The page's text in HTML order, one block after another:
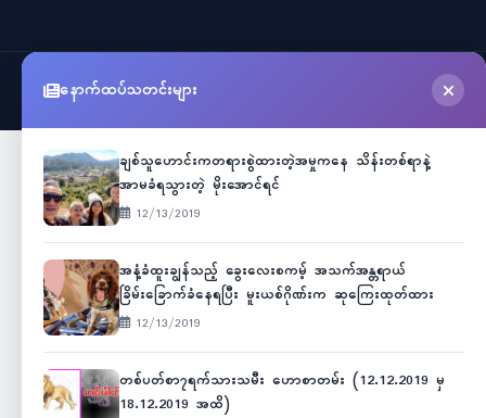
©2026Myanmar Cele News
နောက်ထပ်သတင်းများ
ချစ်သူဟောင်းကတရားစွဲထားတဲ့အမှုကနေ သိန်းတစ်ရာနဲ့
အာမခံရသွားတဲ့ မိုးအောင်ရင်
12/13/2019
အနံ့ခံထူးချွန်သည့် ခွေးလေးစကမ့် အသက်အန္တရာယ်
ခြိမ်းခြောက်ခံနေရပြီး မူးယစ်ဂိုဏ်းက ဆုကြေးထုတ်ထား
12/13/2019
တစ်ပတ်စာ၇ရက်သားသမီး ဟောစာတမ်း (12.12.2019 မှ
18.12.2019 အထိ)